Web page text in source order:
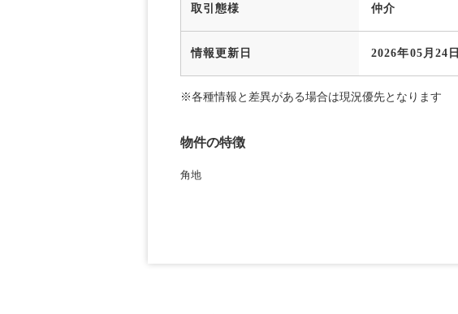
取引態様 仲介
情報更新日 2026年05月24日
※各種情報と差異がある場合は現況優先となります
物件の特徴
角地